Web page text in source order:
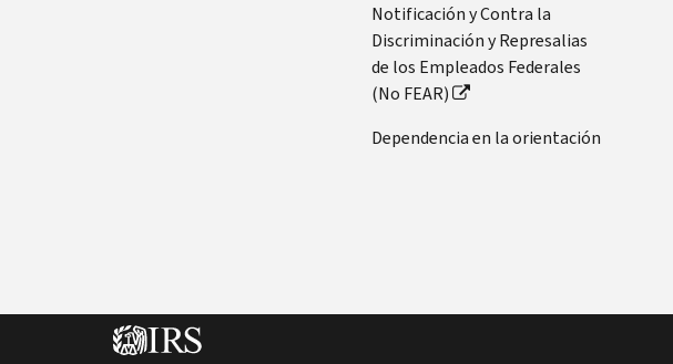
Notificación y Contra la
Discriminación y Represalias
de los Empleados Federales
(No FEAR)
Dependencia en la orientación